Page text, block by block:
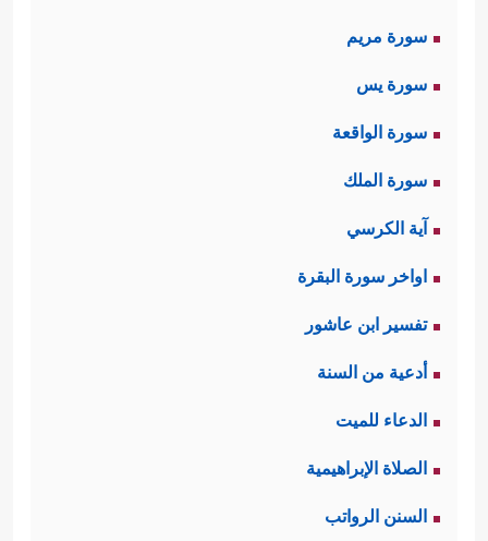
سورة مريم
سورة يس
سورة الواقعة
سورة الملك
آية الكرسي
اواخر سورة البقرة
تفسير ابن عاشور
أدعية من السنة
الدعاء للميت
الصلاة الإبراهيمية
السنن الرواتب